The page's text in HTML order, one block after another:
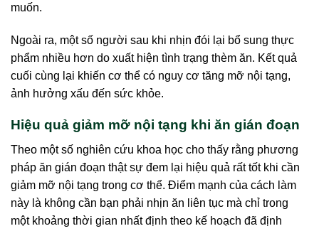
muốn.
Ngoài ra, một số người sau khi nhịn đói lại bổ sung thực
phẩm nhiều hơn do xuất hiện tình trạng thèm ăn. Kết quả
cuối cùng lại khiến cơ thể có nguy cơ tăng mỡ nội tạng,
ảnh hưởng xấu đến sức khỏe.
Hiệu quả giảm mỡ nội tạng khi ăn gián đoạn
Theo một số nghiên cứu khoa học cho thấy rằng phương
pháp ăn gián đoạn thật sự đem lại hiệu quả rất tốt khi cần
giảm mỡ nội tạng trong cơ thể. Điểm mạnh của cách làm
này là không cần bạn phải nhịn ăn liên tục mà chỉ trong
một khoảng thời gian nhất định theo kế hoạch đã định